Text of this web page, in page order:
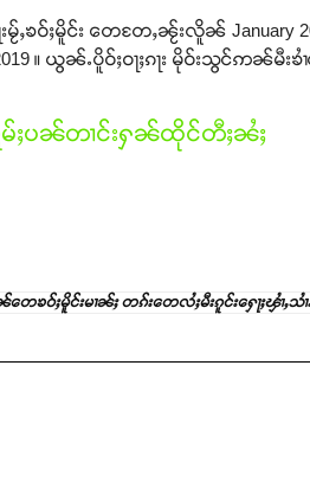
မႂ်ႇၶဝ်ႈမိူင်း တေတႄႇၼႂ်းလိူၼ် January
။ ယွၼ်ႉပိူဝ်ႈဝႃႈၵႃး မိုဝ်းသွင်ဢၼ်မီ
ႈပၼ်တၢင်းႁၼ်ထိုင်တီႈၼႆႈ
ေၶဝ်ႈမိူင်းမၢၼ်ႈ တၵ်းတေလႆႈမီးၵူင်းႁေႃႈၾၢႆႇသၢႆ